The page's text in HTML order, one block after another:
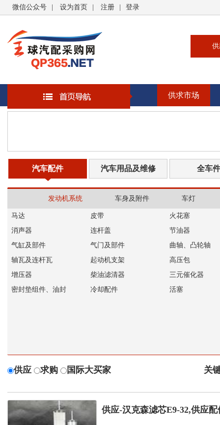
微信公众号 设为首页 注册 登录
供求市场
汽车配件 汽车用品及维修 全车件
发动机系统 车身及附件 车灯
马达 皮带
火花塞
消声器
连杆盖
节油器
气缸及部件
气门及部件
曲轴、凸轮轴
轴瓦及连杆瓦
起动机支架
高压包
增压器
柴油滤清器
三元催化器
密封垫组件、油封
冷却配件 活塞
供应 求购 国际大买家 关
供应-汉克森滤芯E9-32,供应配